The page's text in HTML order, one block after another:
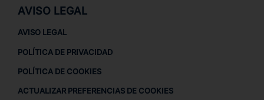
AVISO LEGAL
AVISO LEGAL
POLÍTICA DE PRIVACIDAD
POLÍTICA DE COOKIES
ACTUALIZAR PREFERENCIAS DE COOKIES